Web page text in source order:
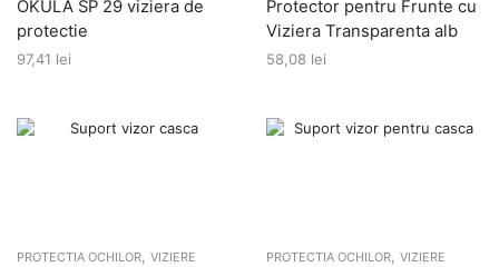
OKULA SP 29 viziera de
protectie
97,41 lei
Protector pentru Frunte cu
Viziera Transparenta alb
58,08 lei
PROTECTIA OCHILOR VIZIERE PROTECTIA OCHILOR VIZIERE